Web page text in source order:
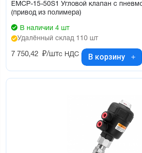
EMCP-15-50S1 Угловой клапан с
(привод из полимера)
В наличии 4 шт
Удалённый склад 110 шт
7 750,42 ₽/штс НДС В корзину